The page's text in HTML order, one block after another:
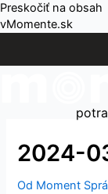
Preskočiť na obsah
vMomente.sk
2024-
Od Moment